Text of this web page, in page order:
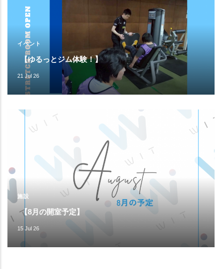
イベント
【ゆるっとジム体験！】
21 Jul 26
施設
【8月の開室予定】
15 Jul 26